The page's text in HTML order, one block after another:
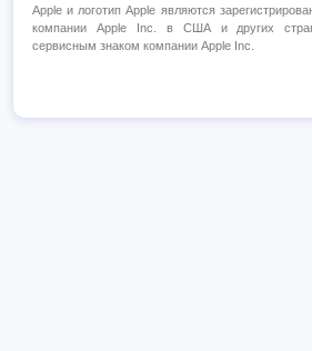
Apple и логотип Apple являются
компании Apple Inc. в США и других
сервисным знаком компании Apple Inc.